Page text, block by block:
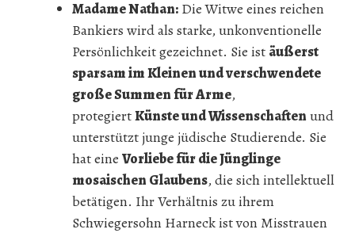
Madame Nathan: Die Witwe eines reichen
Bankiers wird als starke, unkonventionelle
Persönlichkeit gezeichnet. Sie ist äußerst
sparsam im Kleinen und verschwendete
große Summen für Arme,
protegiertKünste und Wissenschaften und
unterstützt junge jüdische Studierende. Sie
hat eine Vorliebe für die Jünglinge
mosaischen Glaubens, die sich intellektuell
betätigen. Ihr Verhältnis zu ihrem
Schwiegersohn Harneck ist von Misstrauen